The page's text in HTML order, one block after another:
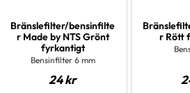
Bränslefilter/bensinfilte
r Made by NTS Grönt
fyrkantigt
Bensinfilter 6 mm
24kr
r Rött